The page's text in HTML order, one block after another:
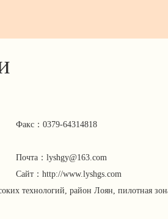
Факс：0379-64314818
Почта：lyshgy@163.com
Сайт：http://www.lyshgs.com
технологий, район Лоян, пилотная